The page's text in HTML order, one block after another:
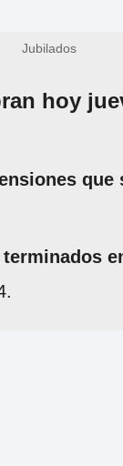
Jubilados
hoy
que